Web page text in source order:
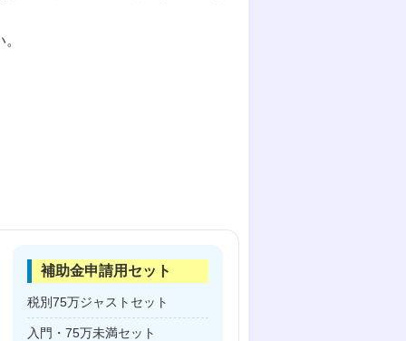
補助金申請用セット
税別75万ジャストセット
入門・75万未満セット